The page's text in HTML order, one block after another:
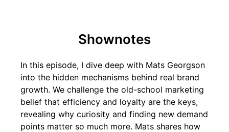
Shownotes
In this episode, I dive deep with Mats Georgson
into the hidden mechanisms behind real brand
growth. We challenge the old-school marketing
belief that efficiency and loyalty are the keys,
revealing why curiosity and finding new demand
points matter so much more. Mats shares how